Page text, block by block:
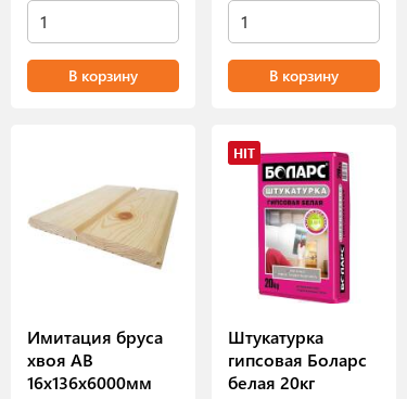
В корзину В корзину
Имитация бруса
хвоя АВ
16х136х6000мм
HIT
Штукатурка
гипсовая Боларс
белая 20кг